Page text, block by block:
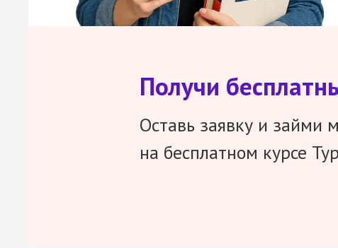
Получи
Оставь заявку и займи
на бесплатном курсе